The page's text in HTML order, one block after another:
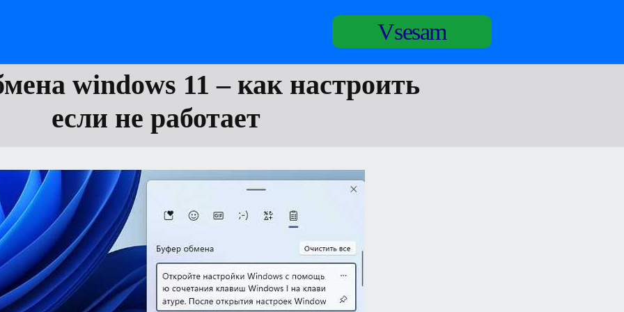
Vsesam
windows 11 – как настроить
если не работает